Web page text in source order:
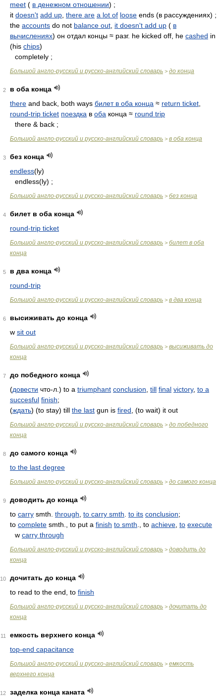
meet ( в денежном отношении) ;
it doesn't add up there are a lot of loose ends (в рассуждениях) ;
the accounts do not balance out it doesn't add up ( в
вычислениях) он отдал концы ≈ разг. he kicked off, he cashed in
(his chips)
completely ;
Большой англо-русский и русско-английский словарь > до конца
2
в оба конца
there and back, both ways билет в оба конца ≈ return ticket
round-trip ticket поездка в оба конца ≈ round trip
there & back ;
Большой англо-русский и русско-английский словарь > в оба конца
3
без конца
endless(ly)
endless(ly) ;
Большой англо-русский и русско-английский словарь > без конца
4
билет в оба конца
round-trip ticket
Большой англо-русский и русско-английский словарь > билет в оба
конца
5
в два конца
round-trip
Большой англо-русский и русско-английский словарь > в два конца
6
высиживать до конца
w sit out
Большой англо-русский и русско-английский словарь > высиживать до
конца
7
до победного конца
(довести что-л.) to a triumphant conclusion till final victory, to a
succesful finish;
(ждать) (to stay) till the last gun is fired , (to wait) it out
Большой англо-русский и русско-английский словарь > до победного
конца
8
до самого конца
to the last degree
Большой англо-русский и русско-английский словарь > до самого конца
9
доводить до конца
to carry smth. through to carry smth to its conclusion;
to complete smth., to put a finish to smth ., to achieve to execute
w carry through
Большой англо-русский и русско-английский словарь > доводить до
конца
10
дочитать до конца
to read to the end, to finish
Большой англо-русский и русско-английский словарь > дочитать до
конца
11
емкость верхнего конца
top-end capacitance
Большой англо-русский и русско-английский словарь > емкость
верхнего конца
12 заделка конца каната